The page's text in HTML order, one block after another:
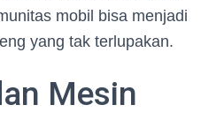
mobil bisa menjadi
yang tak terlupakan.
Mesin